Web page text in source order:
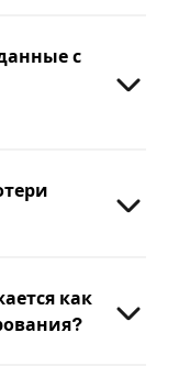
с
как